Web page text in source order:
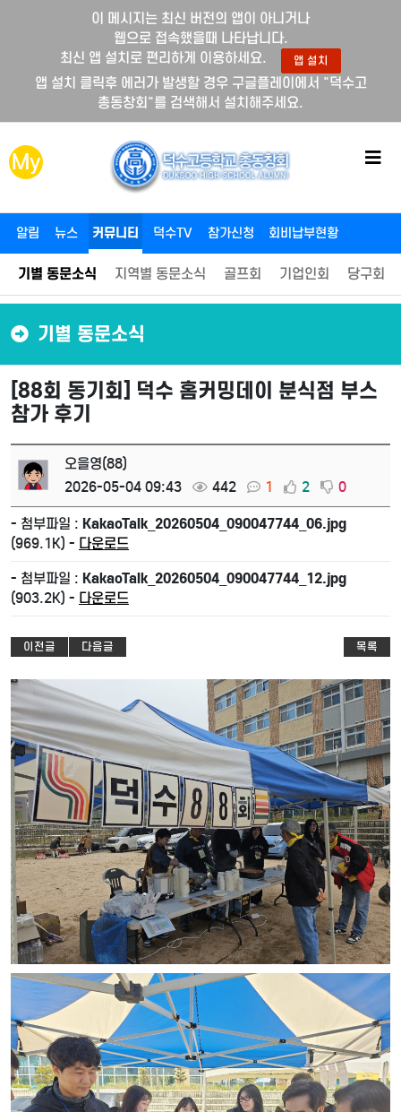
이 메시지는 최신 버전의 앱이 아니거나
웹으로 접속했을때 나타납니다.
최신 앱 설치로 편리하게 이용하세요.
앱 설치
앱 설치 클릭후 에러가 발생할 경우 구글플레이에서 "덕수고
총동창회"를 검색해서 설치해주세요.
My 메
튼
알림 뉴스 커뮤니티 덕수TV 참가신청 회비납부현황
기별 동문소식 지역별 동문소식 골프회 기업인회 당구회
기별 동문소식
[88회 동기회] 덕수 홈커밍데이 분식점 부스
참가 후기
오을영(88)
2026-05-04 09:43
442 1 2 0
- 첨부파일 : KakaoTalk_20260504_090047744_06.jpg
(969.1K) - 다운로드
- 첨부파일 : KakaoTalk_20260504_090047744_12.jpg
(903.2K) - 다운로드
이전글 다음글 목록